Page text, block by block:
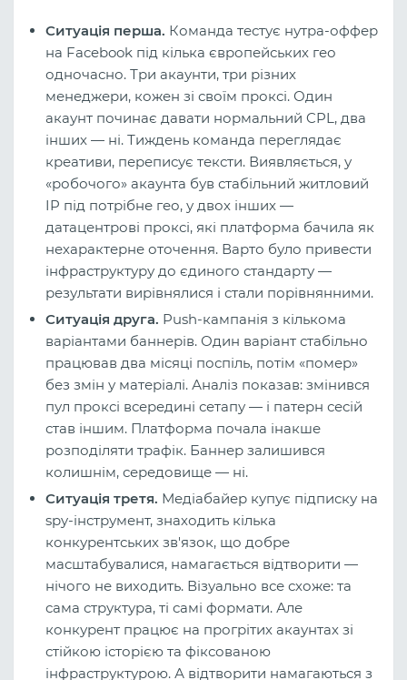
Ситуація перша. Команда тестує нутра-оффер
на Facebook під кілька європейських гео
одночасно. Три акаунти, три різних
менеджери, кожен зі своїм проксі. Один
акаунт починає давати нормальний CPL, два
інших — ні. Тиждень команда переглядає
креативи, переписує тексти. Виявляється, у
«робочого» акаунта був стабільний житловий
IP під потрібне гео, у двох інших —
датацентрові проксі, які платформа бачила як
нехарактерне оточення. Варто було привести
інфраструктуру до єдиного стандарту —
результати вирівнялися і стали порівнянними.
Ситуація друга. Push-кампанія з кількома
варіантами баннерів. Один варіант стабільно
працював два місяці поспіль, потім «помер»
без змін у матеріалі. Аналіз показав: змінився
пул проксі всередині сетапу — і патерн сесій
став іншим. Платформа почала інакше
розподіляти трафік. Баннер залишився
колишнім, середовище — ні.
Ситуація третя. Медіабайер купує підписку на
spy-інструмент, знаходить кілька
конкурентських зв'язок, що добре
масштабувалися, намагається відтворити —
нічого не виходить. Візуально все схоже: та
сама структура, ті самі формати. Але
конкурент працює на прогрітих акаунтах зі
стійкою історією та фіксованою
інфраструктурою. А відтворити намагаються з